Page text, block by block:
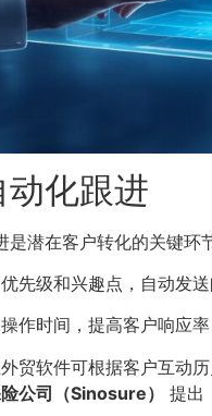
化跟进
是潜在客户转化的关键环
先级和兴趣点，自动发
操作时间，提高客户响应
外贸软件可根据客户互动
公司（Sinosure）
提出